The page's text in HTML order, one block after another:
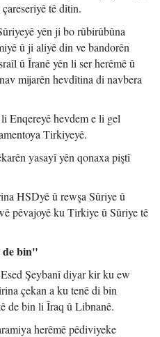
tê dîtin.
yên ji bo rûbirûbûna
û ji aliyê din ve bandorên
û Îranê yên li ser herêmê û
mijarên hevdîtina di navbera
Enqereyê hevdem e li gel
Tirkiyeyê.
yasayî yên qonaxa piştî
HSDyê û rewşa Sûriye û
pêvajoyê ku Tirkiye û Sûriye tê
de bin"
Şeybanî diyar kir ku ew
çekan a ku tenê di bin
de bin li Îraq û Libnanê.
herêmê pêdiviyeke